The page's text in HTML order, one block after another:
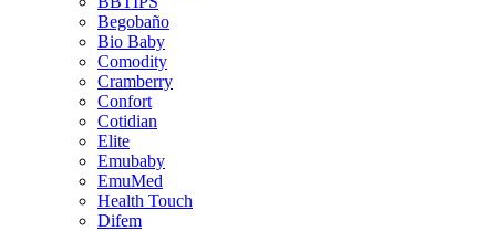
Begobaño
Bio Baby
Comodity
Cramberry
Confort
Cotidian
Elite
Emubaby
EmuMed
Health Touch
Difem